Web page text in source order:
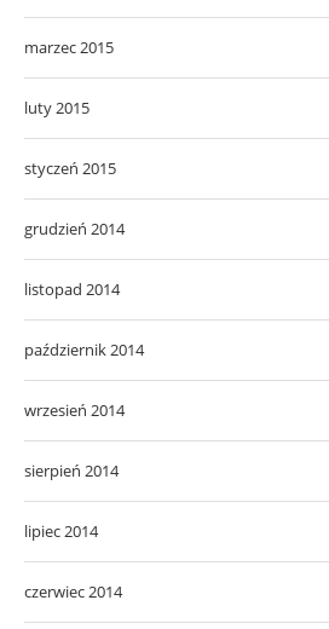
marzec 2015
luty 2015
styczeń 2015
grudzień 2014
listopad 2014
październik 2014
wrzesień 2014
sierpień 2014
lipiec 2014
czerwiec 2014